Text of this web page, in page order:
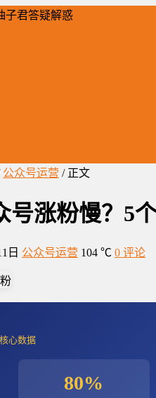
子君答疑解惑
公众号运营 / 正文
号涨粉慢？5
日 公众号运营 104 ℃ 0 评论
核心数据
80%